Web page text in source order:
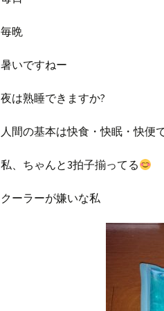
毎晩
暑いですねー
夜は熟睡できますか?
人間の基本は快食・快眠・快便
私、ちゃんと3拍子揃ってる
クーラーが嫌いな私